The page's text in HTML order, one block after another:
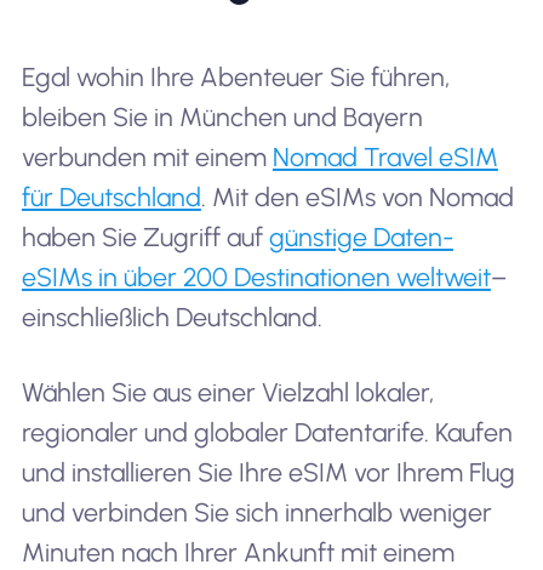
Egal wohin Ihre Abenteuer Sie führen,
bleiben Sie in München und Bayern
verbunden mit einem Nomad Travel eSIM
für Deutschland. Mit den eSIMs von Nomad
haben Sie Zugriff auf günstige Daten-
eSIMs in über 200 Destinationen weltweit–
einschließlich Deutschland.
Wählen Sie aus einer Vielzahl lokaler,
regionaler und globaler Datentarife. Kaufen
und installieren Sie Ihre eSIM vor Ihrem Flug
und verbinden Sie sich innerhalb weniger
Minuten nach Ihrer Ankunft mit einem